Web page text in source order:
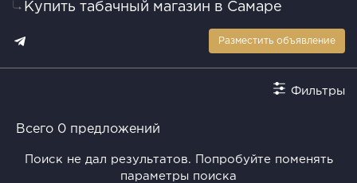
Купить табачный магазин в Самаре
Разместить объявление
Фильтры
Всего 0 предложений
Поиск не дал результатов. Попробуйте поменять
параметры поиска